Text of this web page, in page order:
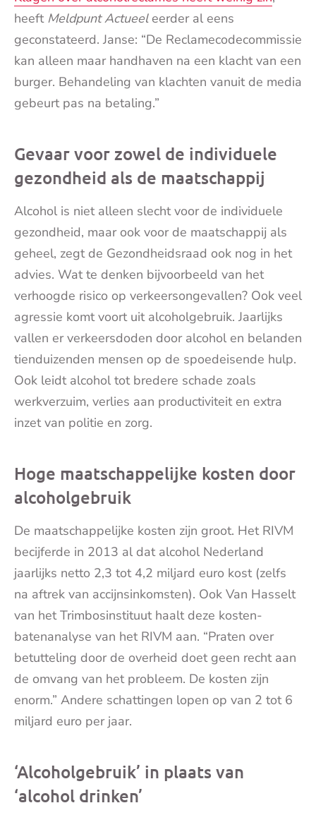
heeft Meldpunt Actueeleerder al eens
geconstateerd. Janse: “De Reclamecodecommissie
kan alleen maar handhaven na een klacht van een
burger. Behandeling van klachten vanuit de media
gebeurt pas na betaling.”
Gevaar voor zowel de individuele
gezondheid als de maatschappij
Alcohol is niet alleen slecht voor de individuele
gezondheid, maar ook voor de maatschappij als
geheel, zegt de Gezondheidsraad ook nog in het
advies. Wat te denken bijvoorbeeld van het
verhoogde risico op verkeersongevallen? Ook veel
agressie komt voort uit alcoholgebruik. Jaarlijks
vallen er verkeersdoden door alcohol en belanden
tienduizenden mensen op de spoedeisende hulp.
Ook leidt alcohol tot bredere schade zoals
werkverzuim, verlies aan productiviteit en extra
inzet van politie en zorg.
Hoge maatschappelijke kosten door
alcoholgebruik
De maatschappelijke kosten zijn groot. Het RIVM
becijferde in 2013 al dat alcohol Nederland
jaarlijks netto 2,3 tot 4,2 miljard euro kost (zelfs
na aftrek van accijnsinkomsten). Ook Van Hasselt
van het Trimbosinstituut haalt deze kosten-
batenanalyse van het RIVM aan. “Praten over
betutteling door de overheid doet geen recht aan
de omvang van het probleem. De kosten zijn
enorm.” Andere schattingen lopen op van 2 tot 6
miljard euro per jaar.
‘Alcoholgebruik’ in plaats van
‘alcohol drinken’